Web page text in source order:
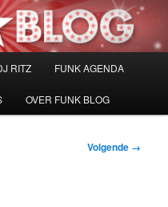
RITZ FUNK AGENDA
OVER FUNK BLOG
Volgende →